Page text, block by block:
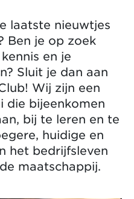
laatste nieuwtjes
Ben je op zoek
en je
Sluit je dan aan
Wij zijn een
die bijeenkomen
bij te leren en te
huidige en
het bedrijfsleven
maatschappij.